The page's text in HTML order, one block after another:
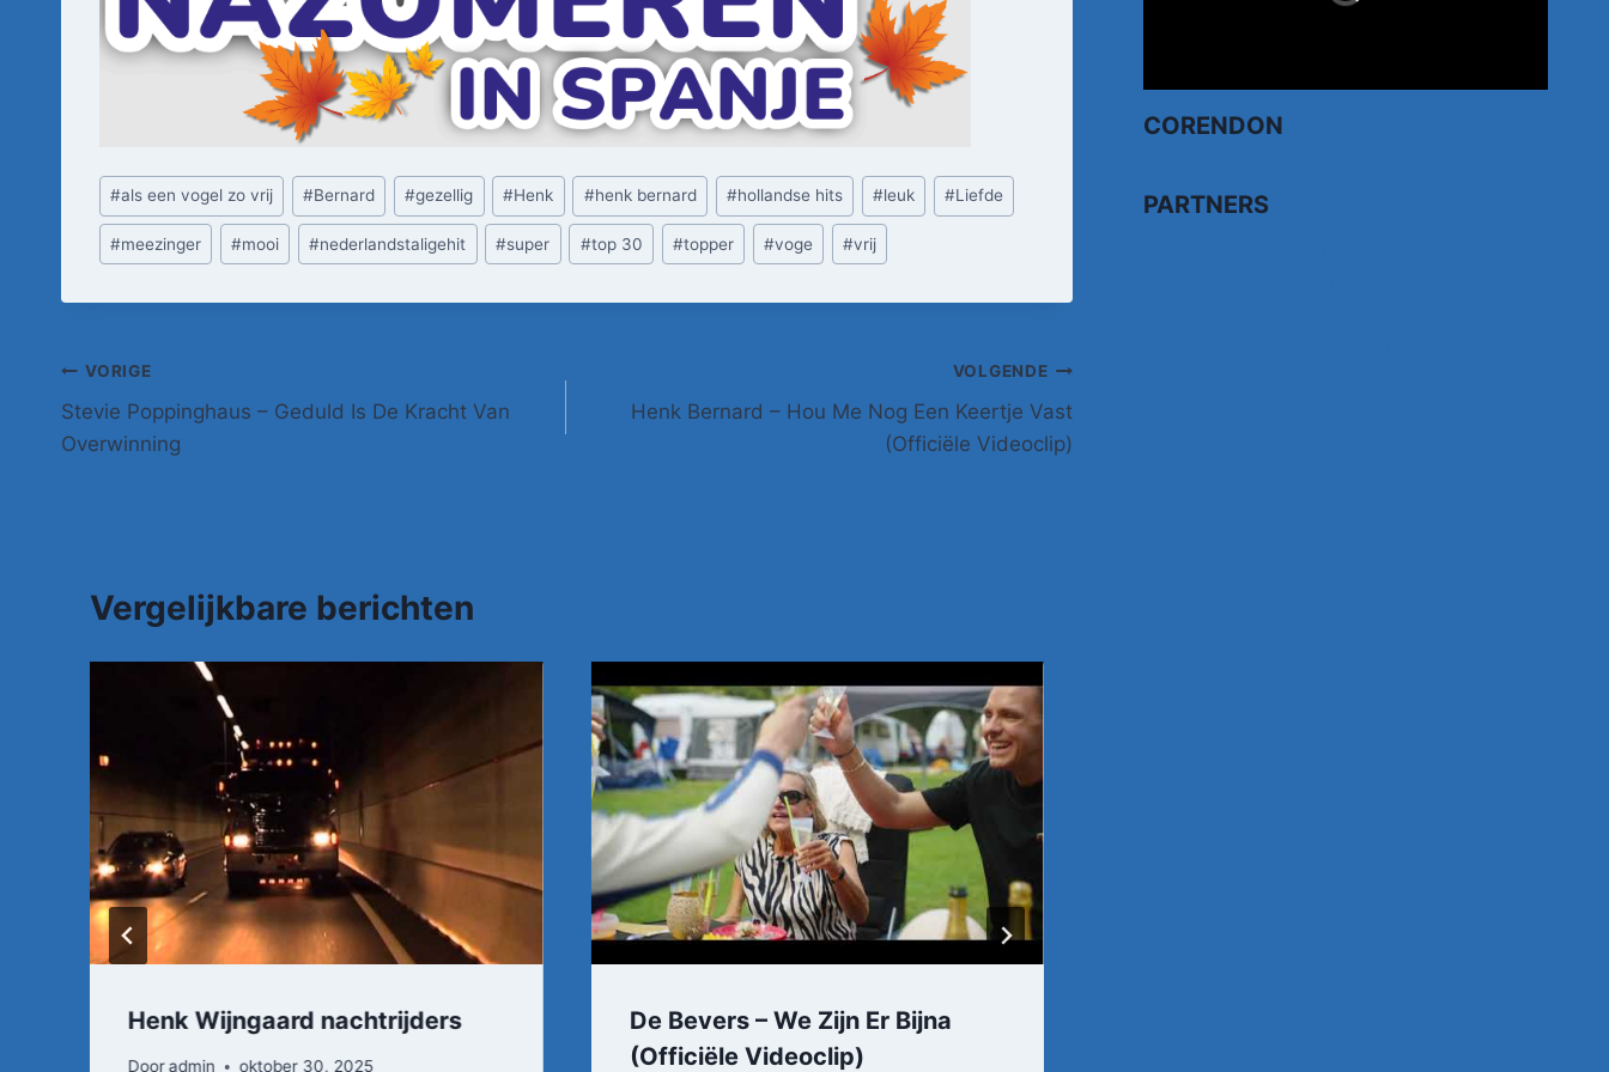
Bericht
tags:
#als een vogel zo vrij #Bernard #gezellig #Henk #henk bernard #hollandse hits #leuk #Liefde
#meezinger #mooi #nederlandstaligehit #super #top 30 #topper #voge #vrij
Bericht
navigatie
VORIGE
Stevie Poppinghaus – Geduld Is De Kracht Van
Overwinning
VOLGENDE
Henk Bernard – Hou Me Nog Een Keertje Vast
(Officiële Videoclip)
Vergelijkbare berichten
Henk Wijngaard nachtrijders
Dooradmin oktober 30, 2025
De Bevers – We Zijn Er Bijna
(Officiële Videoclip)
CORENDON
PARTNERS